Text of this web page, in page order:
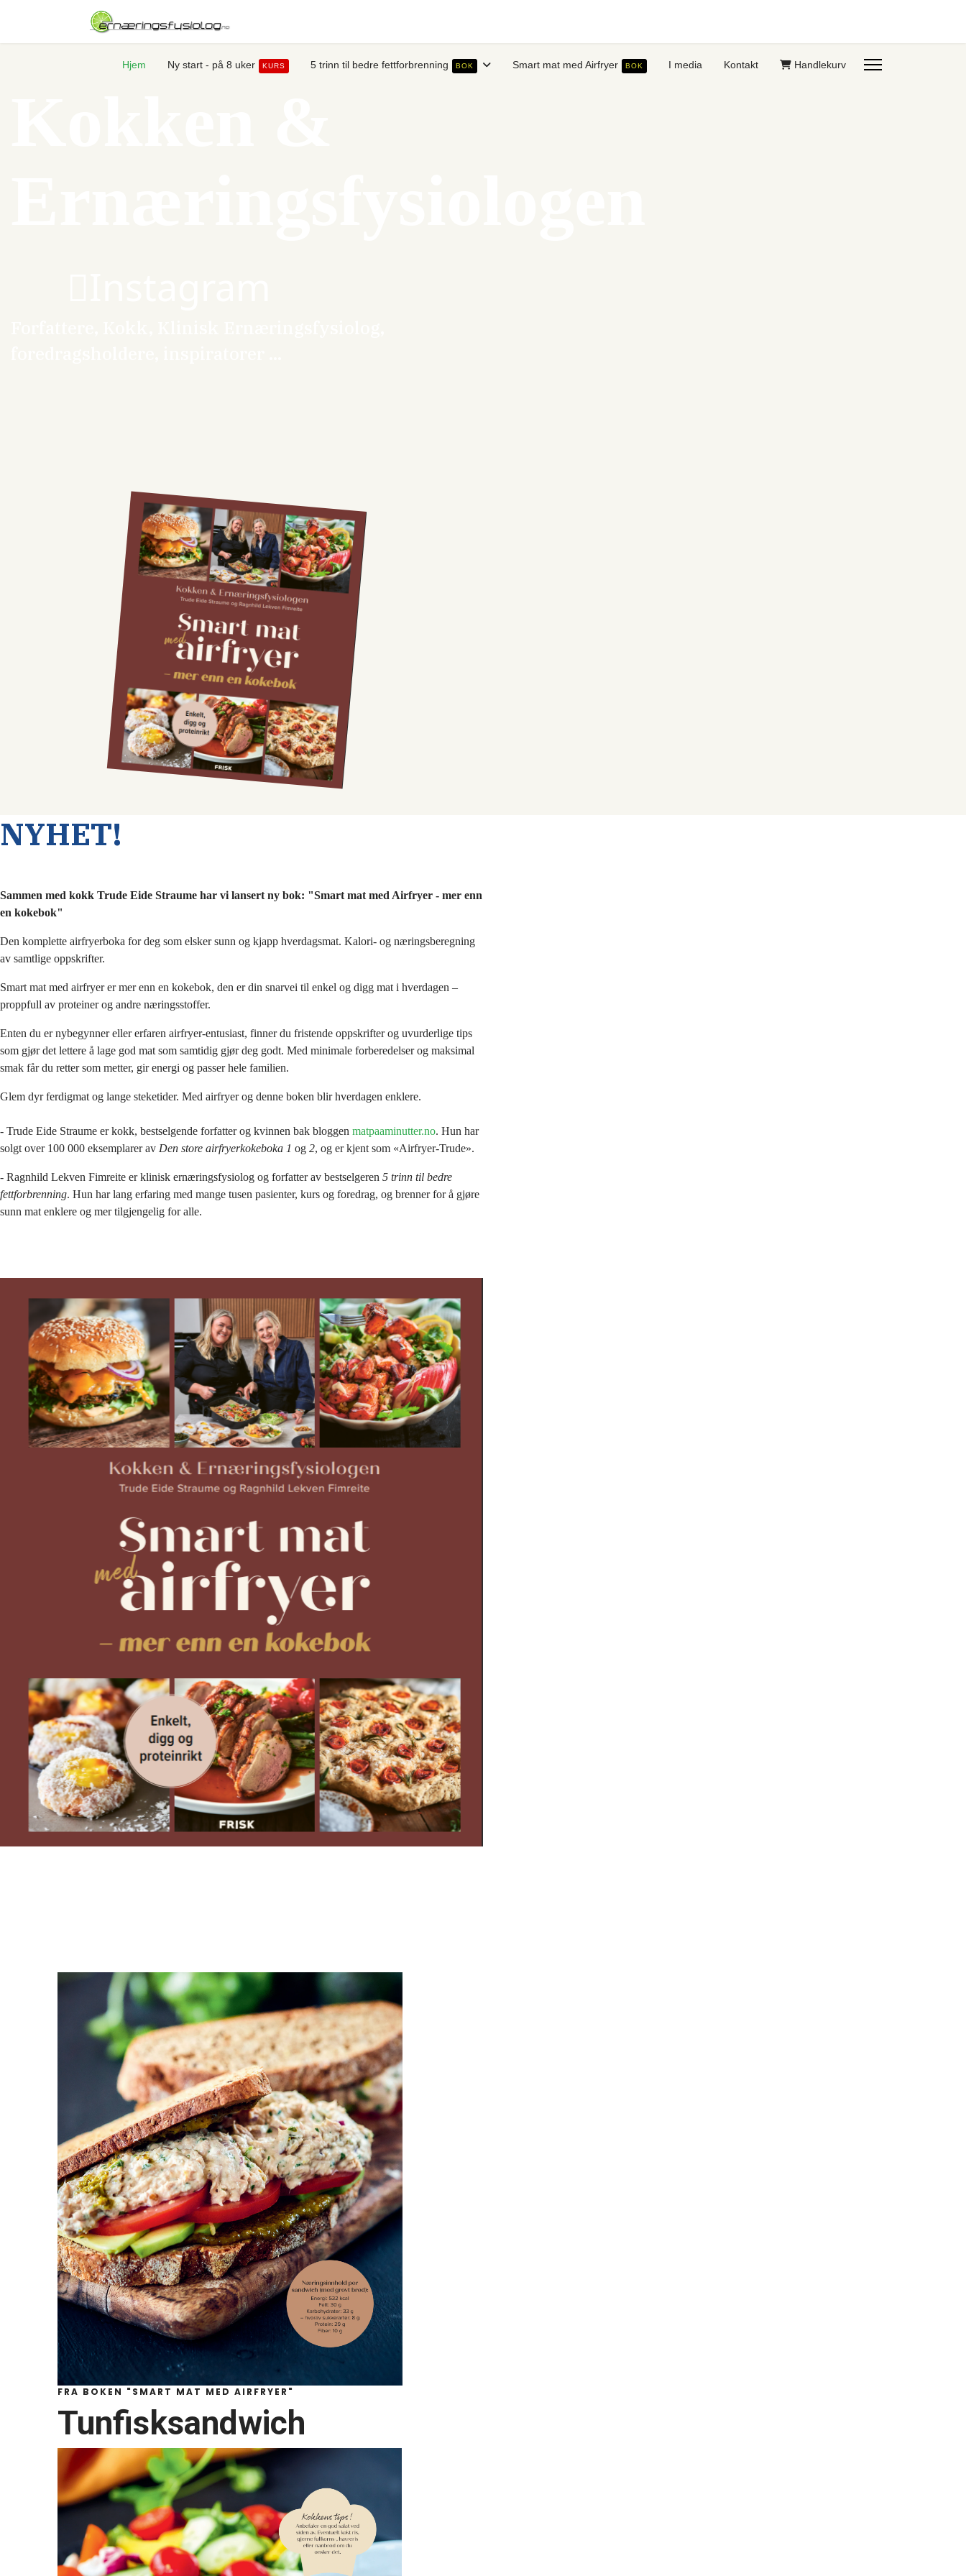
Hjem Ny start - på 8 uker KURS 5 trinn til bedre fettforbrenning BOK Smart mat med Airfryer BOK I media Kontakt Handlekurv
NYHET!
Sammen med kokk Trude Eide Straume har vi lansert ny bok: "Smart mat med Airfryer - mer enn
en kokebok"
Den komplette airfryerboka for deg som elsker sunn og kjapp hverdagsmat. Kalori- og næringsberegning
av samtlige oppskrifter.
Smart mat med airfryer er mer enn en kokebok, den er din snarvei til enkel og digg mat i hverdagen –
proppfull av proteiner og andre næringsstoffer.
Enten du er nybegynner eller erfaren airfryer-entusiast, finner du fristende oppskrifter og uvurderlige tips
som gjør det lettere å lage god mat som samtidig gjør deg godt. Med minimale forberedelser og maksimal
smak får du retter som metter, gir energi og passer hele familien.
Glem dyr ferdigmat og lange steketider. Med airfryer og denne boken blir hverdagen enklere.
- Trude Eide Straume er kokk, bestselgende forfatter og kvinnen bak bloggen matpaaminutter.no. Hun har
solgt over 100 000 eksemplarer av Den store airfryerkokeboka 1 og 2, og er kjent som «Airfryer-Trude».
- Ragnhild Lekven Fimreite er klinisk ernæringsfysiolog og forfatter av bestselgeren 5 trinn til bedre
fettforbrenning. Hun har lang erfaring med mange tusen pasienter, kurs og foredrag, og brenner for å gjøre
sunn mat enklere og mer tilgjengelig for alle.
FRA BOKEN "SMART MAT MED AIRFRYER"
Tunfisksandwich